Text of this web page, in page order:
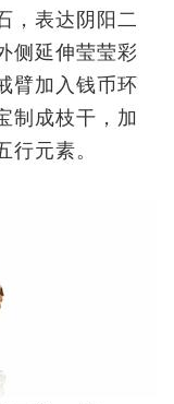
，表达阴阳二
侧延伸莹莹彩
臂加入钱币环
制成枝干，加
行元素。